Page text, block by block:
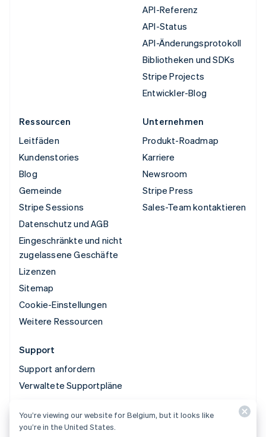
API-Referenz
API-Status
API-Änderungsprotokoll
Bibliotheken und SDKs
Stripe Projects
Entwickler-Blog
Ressourcen
Leitfäden
Kundenstories
Blog
Gemeinde
Stripe Sessions
Datenschutz und AGB
Eingeschränkte und nicht
zugelassene Geschäfte
Lizenzen
Sitemap
Cookie-Einstellungen
Weitere Ressourcen
Unternehmen
Produkt-Roadmap
Karriere
Newsroom
Stripe Press
Sales-Team kontaktieren
Support
Support anfordern
Verwaltete Supportpläne
© 2026 Stripe, LLC
You’re viewing our website for Belgium, but it looks like
you’re in the United States.